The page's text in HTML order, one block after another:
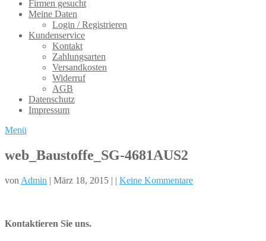
Firmen gesucht
Meine Daten
Login / Registrieren
Kundenservice
Kontakt
Zahlungsarten
Versandkosten
Widerruf
AGB
Datenschutz
Impressum
Menü
web_Baustoffe_SG-4681AUS2
von Admin | März 18, 2015 | | Keine Kommentare
Kontaktieren Sie uns.